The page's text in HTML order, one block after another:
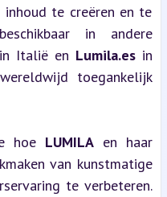
inhoud te creëren en te
in andere
in Italië en Lumila.es in
toegankelijk
hoe LUMILA en haar
van kunstmatige
te verbeteren.